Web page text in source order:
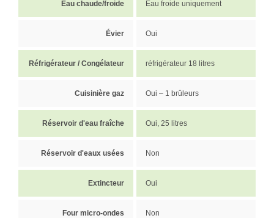
Eau chaude/froide Eau froide uniquement
Évier Oui
Réfrigérateur / Congélateur réfrigérateur 18 litres
Cuisinière gaz Oui – 1 brûleurs
Réservoir d'eau fraîche Oui, 25 litres
Réservoir d'eaux usées Non
Extincteur Oui
Four micro-ondes Non